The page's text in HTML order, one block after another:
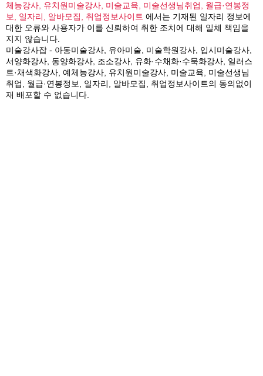
체능강사, 유치원미술강사, 미술교육, 미술선생님취업, 월급·연봉정
보, 일자리, 알바모집, 취업정보사이트 에서는 기재된 일자리 정보에
대한 오류와 사용자가 이를 신뢰하여 취한 조치에 대해 일체 책임을
지지 않습니다.
미술강사잡 - 아동미술강사, 유아미술, 미술학원강사, 입시미술강사,
서양화강사, 동양화강사, 조소강사, 유화·수채화·수묵화강사, 일러스
트·채색화강사, 예체능강사, 유치원미술강사, 미술교육, 미술선생님
취업, 월급·연봉정보, 일자리, 알바모집, 취업정보사이트의 동의없이
재 배포할 수 없습니다.